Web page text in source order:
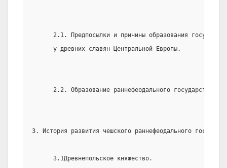
2.1. Предпосылки и причины образования
      у древних славян Центральной Европы.
2.2. Образование раннефеодального государства в
3. История развития чешского раннефеодального
      3.1Древнепольское княжество.